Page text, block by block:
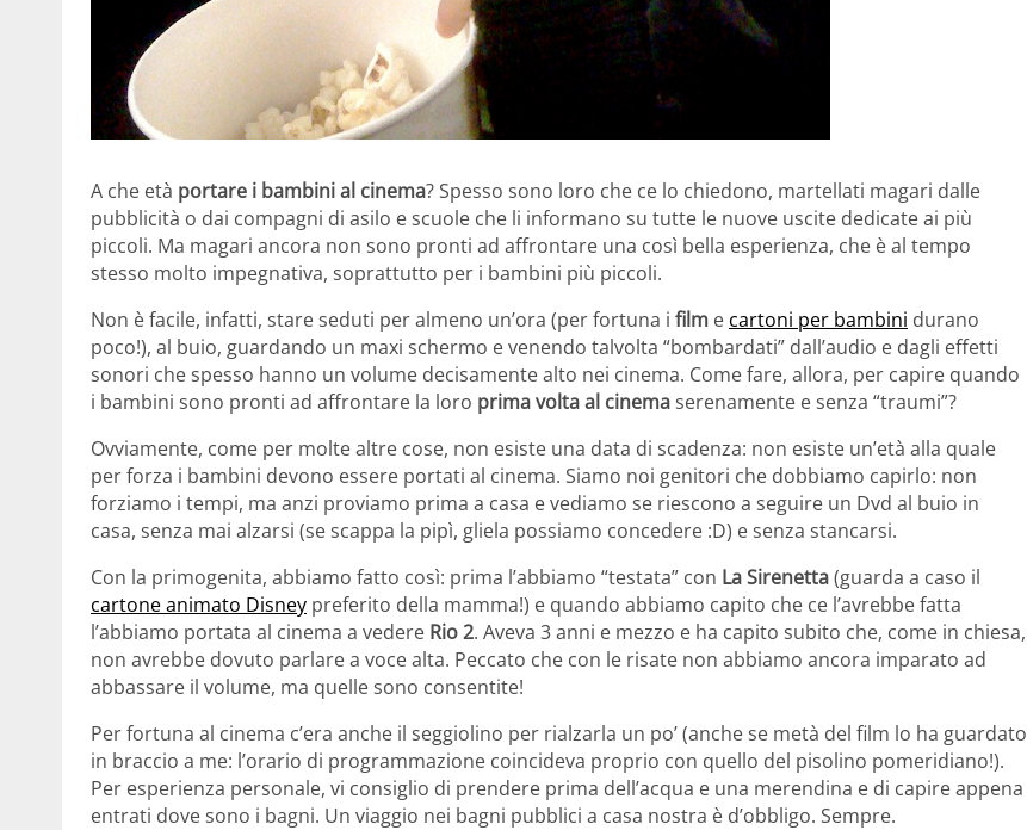
A che età portare i bambini al cinema? Spesso sono loro che ce lo chiedono, martellati magari dalle
pubblicità o dai compagni di asilo e scuole che li informano su tutte le nuove uscite dedicate ai più
piccoli. Ma magari ancora non sono pronti ad affrontare una così bella esperienza, che è al tempo
stesso molto impegnativa, soprattutto per i bambini più piccoli.
Non è facile, infatti, stare seduti per almeno un’ora (per fortuna i film e cartoni per bambini durano
poco!), al buio, guardando un maxi schermo e venendo talvolta “bombardati” dall’audio e dagli effetti
sonori che spesso hanno un volume decisamente alto nei cinema. Come fare, allora, per capire quando
i bambini sono pronti ad affrontare la loro prima volta al cinemaserenamente e senza “traumi”?
Ovviamente, come per molte altre cose, non esiste una data di scadenza: non esiste un’età alla quale
per forza i bambini devono essere portati al cinema. Siamo noi genitori che dobbiamo capirlo: non
forziamo i tempi, ma anzi proviamo prima a casa e vediamo se riescono a seguire un Dvd al buio in
casa, senza mai alzarsi (se scappa la pipì, gliela possiamo concedere :D) e senza stancarsi.
Con la primogenita, abbiamo fatto così: prima l’abbiamo “testata” con La Sirenetta(guarda a caso il
cartone animato Disney preferito della mamma!) e quando abbiamo capito che ce l’avrebbe fatta
l’abbiamo portata al cinema a vedere Rio 2. Aveva 3 anni e mezzo e ha capito subito che, come in chiesa,
non avrebbe dovuto parlare a voce alta. Peccato che con le risate non abbiamo ancora imparato ad
abbassare il volume, ma quelle sono consentite!
Per fortuna al cinema c’era anche il seggiolino per rialzarla un po’ (anche se metà del film lo ha guardato
in braccio a me: l’orario di programmazione coincideva proprio con quello del pisolino pomeridiano!).
Per esperienza personale, vi consiglio di prendere prima dell’acqua e una merendina e di capire appena
entrati dove sono i bagni. Un viaggio nei bagni pubblici a casa nostra è d’obbligo. Sempre.